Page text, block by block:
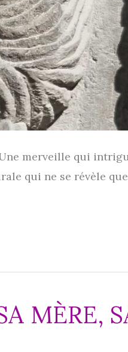
mer­veille qui
qui ne se révèle
MÈRE,